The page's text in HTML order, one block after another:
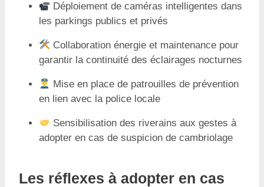
Déploiement de caméras intelligentes dans
les parkings publics et privés
Collaboration énergie et maintenance pour
garantir la continuité des éclairages nocturnes
Mise en place de patrouilles de prévention
en lien avec la police locale
Sensibilisation des riverains aux gestes à
adopter en cas de suspicion de cambriolage
Les réflexes à adopter en cas